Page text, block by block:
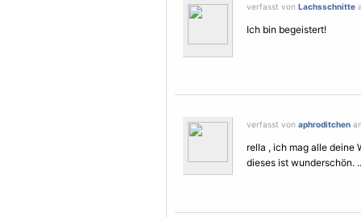
verfasst von Lachsschnitte
Ich bin begeistert!
verfasst von aphroditchen
rella , ich mag alle deine
dieses ist wunderschön.